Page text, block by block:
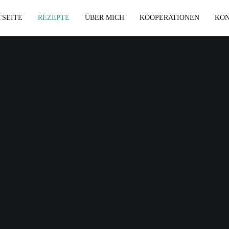
REZEPTE ÜBER MICH KOOPERATIONEN